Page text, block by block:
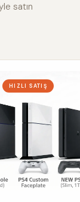
satın
HIZLI SATIŞ